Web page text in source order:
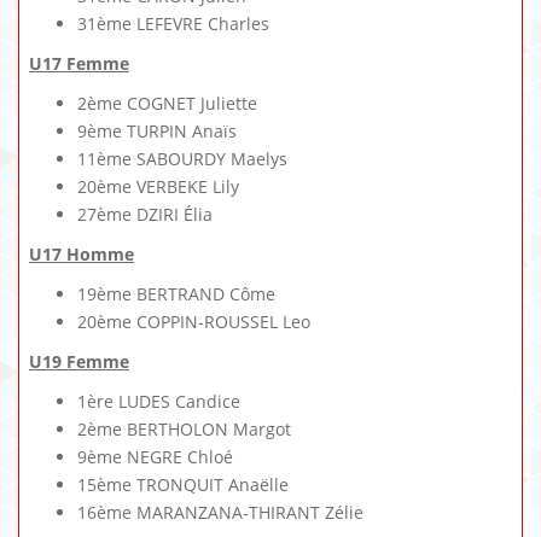
31ème LEFEVRE Charles
U17 Femme
2ème COGNET Juliette
9ème TURPIN Anaïs
11ème SABOURDY Maelys
20ème VERBEKE Lily
27ème DZIRI Élia
U17 Homme
19ème BERTRAND Côme
20ème COPPIN-ROUSSEL Leo
U19 Femme
1ère LUDES Candice
2ème BERTHOLON Margot
9ème NEGRE Chloé
15ème TRONQUIT Anaëlle
16ème MARANZANA-THIRANT Zélie